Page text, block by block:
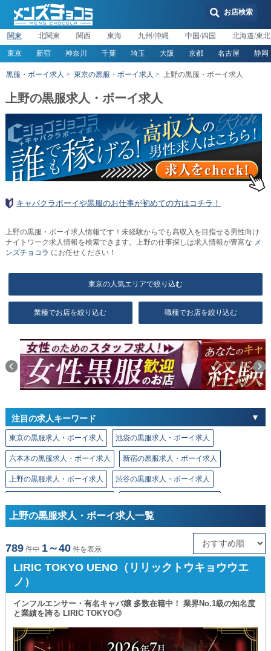
お店検索
関東 北関東 関西 東海 九州/沖縄 中国/四国 北海道/東北
東京 新宿 神奈川 千葉 埼玉 大阪 京都 名古屋 静岡
黒服・ボーイ求人 東京の黒服・ボーイ求人 上野の黒服・ボーイ求人
上野の黒服求人・ボーイ求人
キャバクラボーイや黒服のお仕事が初めての方はコチラ！
上野の黒服・ボーイ求人情報です！未経験からでも高収入を目指せる男性向け
ナイトワーク求人情報を検索できます。上野の仕事探しは求人情報が豊富な メ
ンズチョコラ にお任せください！
東京の人気エリアで絞り込む
業種でお店を絞り込む 職種でお店を絞り込む
注目の求人キーワード
東京の黒服求人・ボーイ求人 池袋の黒服求人・ボーイ求人
六本木の黒服求人・ボーイ求人 新宿の黒服求人・ボーイ求人
上野の黒服求人・ボーイ求人 渋谷の黒服求人・ボーイ求人
新橋の黒服求人・ボーイ求人 赤坂の黒服求人・ボーイ求人
秋葉原の黒服求人・ボーイ求人
錦糸町の黒服求人・ボーイ求人
門前仲町の黒服求人・ボーイ求人
小岩の黒服求人・ボーイ求人 新小岩の黒服求人・ボーイ求人
蒲田の黒服求人・ボーイ求人 中野の黒服求人・ボーイ求人
上野の黒服求人・ボーイ求人一覧
789件中 1～40件を表示
LIRIC TOKYO UENO（リリックトウキョウウエ
ノ）
インフルエンサー・有名キャバ嬢 多数在籍中！ 業界No.1級の知名度
と業績を誇る LIRIC TOKYO◎